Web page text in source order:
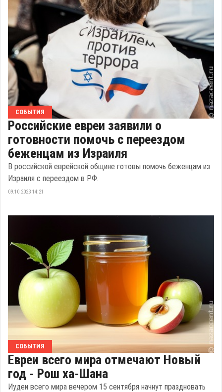
СОБЫТИЯ
Российские евреи заявили о
готовности помочь с переездом
беженцам из Израиля
В российской еврейской общине готовы помочь беженцам из
Израиля с переездом в РФ.
09.10.2023 14:21
СОБЫТИЯ
Евреи всего мира отмечают Новый
год - Рош ха-Шана
Иудеи всего мира вечером 15 сентября начнут праздновать